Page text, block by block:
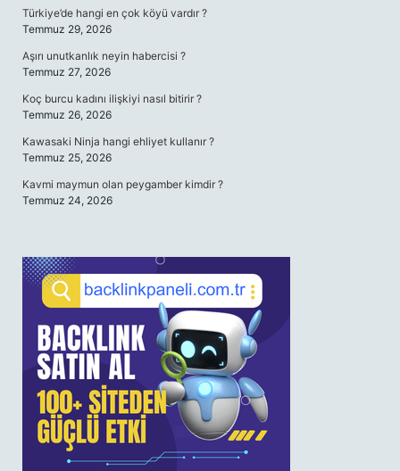
Türkiye’de hangi en çok köyü vardır ?
Temmuz 29, 2026
Aşırı unutkanlık neyin habercisi ?
Temmuz 27, 2026
Koç burcu kadını ilişkiyi nasıl bitirir ?
Temmuz 26, 2026
Kawasaki Ninja hangi ehliyet kullanır ?
Temmuz 25, 2026
Kavmi maymun olan peygamber kimdir ?
Temmuz 24, 2026